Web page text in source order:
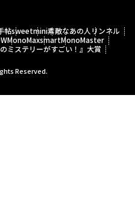
帖sweetmini素敵なあの人 リンネル
MonoMaxsmartMonoMaster
のミステリーがすごい！』大賞
Reserved.